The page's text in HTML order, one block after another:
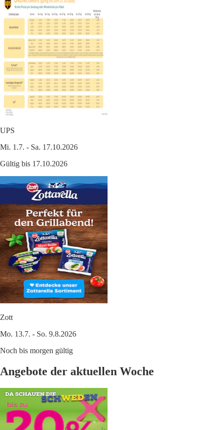
UPS
Mi. 1.7. - Sa. 17.10.2026
Gültig bis 17.10.2026
Zott
Mo. 13.7. - So. 9.8.2026
Noch bis morgen gültig
Angebote der aktuellen Woche